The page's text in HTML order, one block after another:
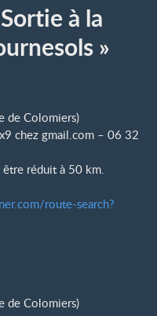
à la
»
de Colomiers)
chez gmail.com – 06 32
réduit à 50 km.
route-search?
de Colomiers)